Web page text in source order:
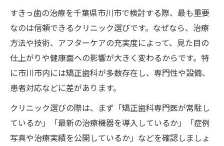
すきっ歯の治療を千葉県市川市で検討する際、最も重要
なのは信頼できるクリニック選びです。なぜなら、治療
方法や技術、アフターケアの充実度によって、見た目の
仕上がりや健康面への影響が大きく変わるからです。特
に市川市内には矯正歯科が多数存在し、専門性や設備、
患者対応などに差があります。
クリニック選びの際は、まず「矯正歯科専門医が常駐し
ているか」「最新の治療機器を導入しているか」「症例
写真や治療実績を公開しているか」などを確認しましょ